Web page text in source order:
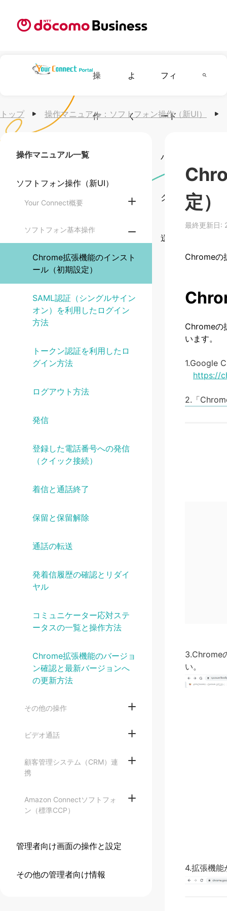
操
作
よ
く
る
フィ
ード
バッ
クを
送る
トップ 操作マニュアル： ソフトフォン操作（新UI）
操作マニュアル一覧
ソフトフォン操作（新UI）
Your Connect概要
ソフトフォン基本操作
Chrome拡張機能のインスト
ール（初期設定）
SAML認証（シングルサイン
オン）を利用したログイン
方法
トークン認証を利用したロ
グイン方法
ログアウト方法
発信
登録した電話番号への発信
（クイック接続）
着信と通話終了
保留と保留解除
通話の転送
発着信履歴の確認とリダイ
ヤル
コミュニケーター応対ステ
ータスの一覧と操作方法
Chrome拡張機能のバージョ
ン確認と最新バージョンへ
の更新方法
その他の操作
ビデオ通話
顧客管理システム（CRM）連
携
Amazon Connectソフトフォ
ン（標準CCP）
管理者向け画面の操作と設定
その他の管理者向け情報
定）
最終更新日:
Chromeの
Chromeの
います。
1.Google
https://
2.「
3.Chrome
い。
4.拡張機